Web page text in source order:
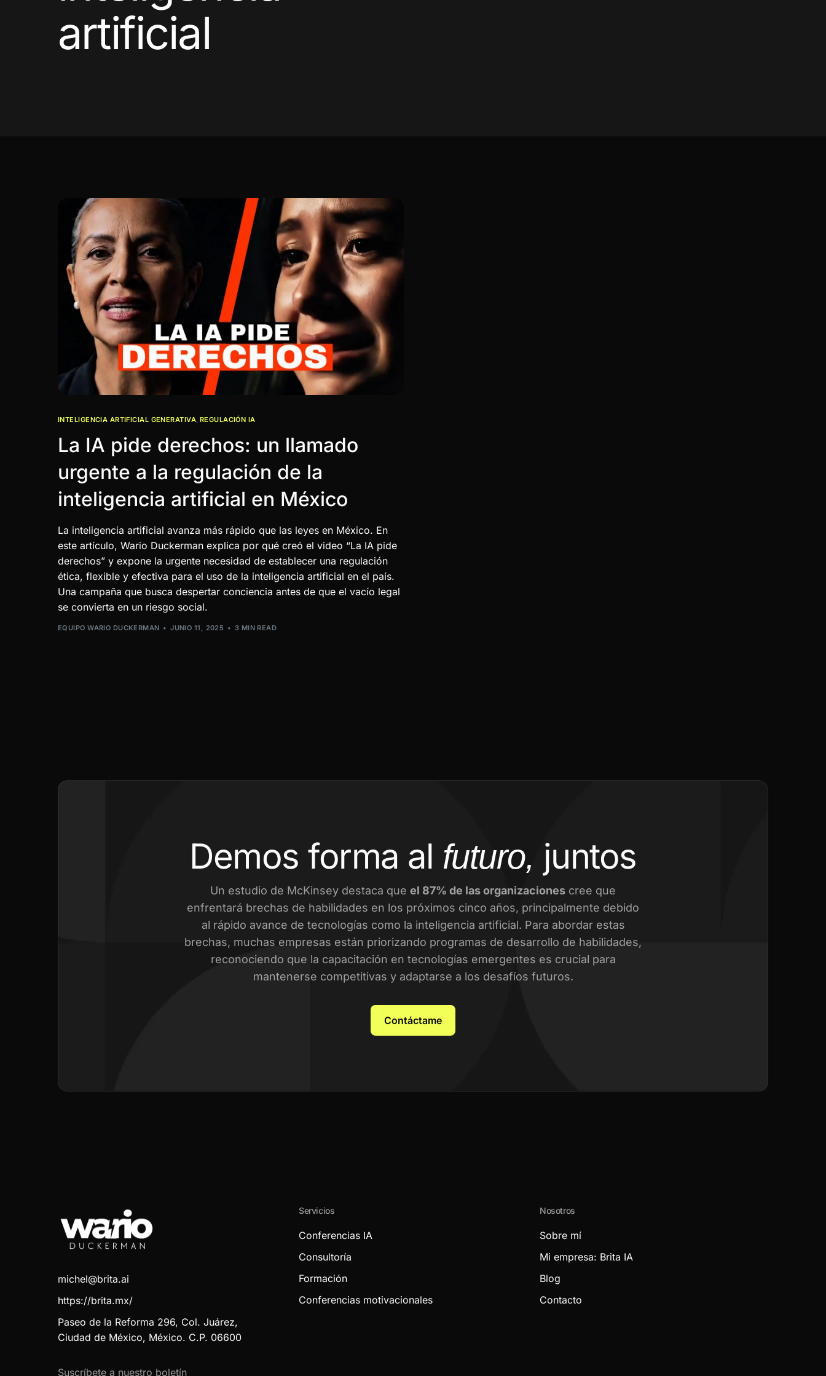
artificial
INTELIGENCIA ARTIFICIAL GENERATIVA, REGULACIÓN IA
La IA pide derechos: un llamado
urgente a la regulación de la
inteligencia artificial en México
La inteligencia artificial avanza más rápido que las leyes en México. En
este artículo, Wario Duckerman explica por qué creó el video “La IA pide
derechos” y expone la urgente necesidad de establecer una regulación
ética, flexible y efectiva para el uso de la inteligencia artificial en el país.
Una campaña que busca despertar conciencia antes de que el vacío legal
se convierta en un riesgo social.
EQUIPO WARIO DUCKERMAN JUNIO 11, 2025 3 MIN READ
Demos forma al futuro, juntos
Un estudio de McKinsey destaca que el 87% de las organizaciones cree que
enfrentará brechas de habilidades en los próximos cinco años, principalmente debido
al rápido avance de tecnologías como la inteligencia artificial. Para abordar estas
brechas, muchas empresas están priorizando programas de desarrollo de habilidades,
reconociendo que la capacitación en tecnologías emergentes es crucial para
mantenerse competitivas y adaptarse a los desafíos futuros.
Contáctame
michel@brita.ai
https://brita.mx/
Paseo de la Reforma 296, Col. Juárez,
Ciudad de México, México. C.P. 06600
Suscríbete a nuestro boletín
Servicios
Conferencias IA
Consultoría
Formación
Conferencias motivacionales
Nosotros
Sobre mí
Mi empresa: Brita IA
Blog
Contacto